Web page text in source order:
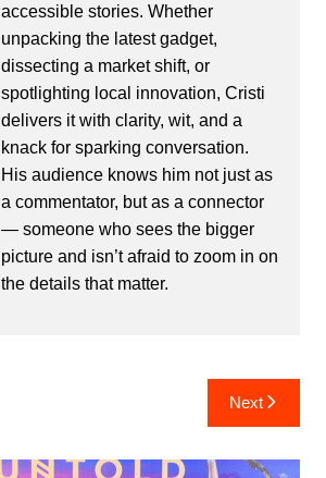
accessible stories. Whether
unpacking the latest gadget,
dissecting a market shift, or
spotlighting local innovation, Cristi
delivers it with clarity, wit, and a
knack for sparking conversation.
His audience knows him not just as
a commentator, but as a connector
— someone who sees the bigger
picture and isn’t afraid to zoom in on
the details that matter.
Next